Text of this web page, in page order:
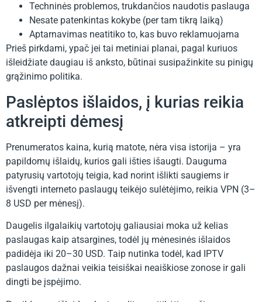
Techninės problemos, trukdančios naudotis paslauga
Nesate patenkintas kokybe (per tam tikrą laiką)
Aptarnavimas neatitiko to, kas buvo reklamuojama
Prieš pirkdami, ypač jei tai metiniai planai, pagal kuriuos
išleidžiate daugiau iš anksto, būtinai susipažinkite su pinigų
grąžinimo politika.
Paslėptos išlaidos, į kurias reikia
atkreipti dėmesį
Prenumeratos kaina, kurią matote, nėra visa istorija – yra
papildomų išlaidų, kurios gali išties išaugti. Dauguma
patyrusių vartotojų teigia, kad norint išlikti saugiems ir
išvengti interneto paslaugų teikėjo sulėtėjimo, reikia VPN (3–
8 USD per mėnesį).
Daugelis ilgalaikių vartotojų galiausiai moka už kelias
paslaugas kaip atsargines, todėl jų mėnesinės išlaidos
padidėja iki 20–30 USD. Taip nutinka todėl, kad IPTV
paslaugos dažnai veikia teisiškai neaiškiose zonose ir gali
dingti be įspėjimo.